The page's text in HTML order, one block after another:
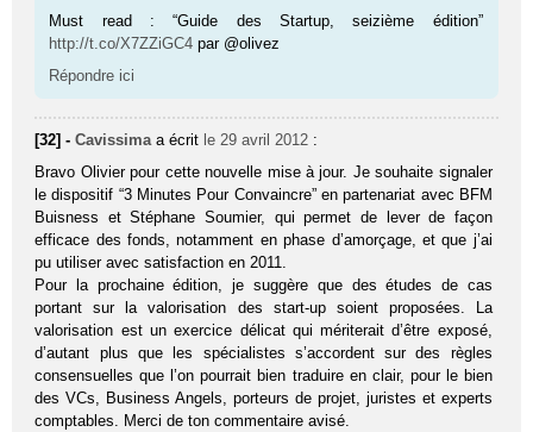
Must read : “Guide des Startup, seizième édition”
http://t.co/X7ZZiGC4 par @olivez
Répondre ici
[32] -Cavissima a écrit le 29 avril 2012 :
Bravo Olivier pour cette nouvelle mise à jour. Je souhaite signaler
le dispositif “3 Minutes Pour Convaincre” en partenariat avec BFM
Buisness et Stéphane Soumier, qui permet de lever de façon
efficace des fonds, notamment en phase d’amorçage, et que j’ai
pu utiliser avec satisfaction en 2011.
Pour la prochaine édition, je suggère que des études de cas
portant sur la valorisation des start-up soient proposées. La
valorisation est un exercice délicat qui mériterait d’être exposé,
d’autant plus que les spécialistes s’accordent sur des règles
consensuelles que l’on pourrait bien traduire en clair, pour le bien
des VCs, Business Angels, porteurs de projet, juristes et experts
comptables. Merci de ton commentaire avisé.